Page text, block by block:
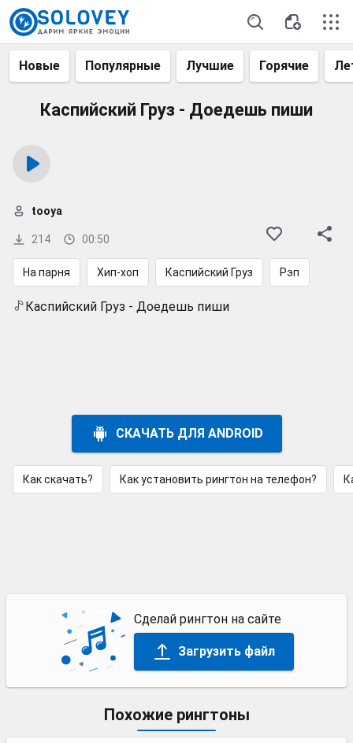
Новые Популярные Лучшие Горячие
Каспийский Груз - Доедешь пиши
214 00:50
tooya
На парня Хип-хоп Каспийский Груз Рэп
Каспийский Груз - Доедешь пиши
СКАЧАТЬ ДЛЯ ANDROID
Как скачать? Как установить рингтон на телефон?
Сделай рингтон на сайте
Загрузить файл
Похожие рингтоны